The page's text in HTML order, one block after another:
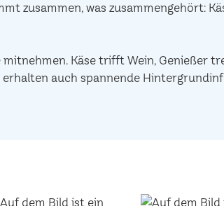
zusammen, was zusammengehört:
Käse trifft Wein, Genießer
auch spannende